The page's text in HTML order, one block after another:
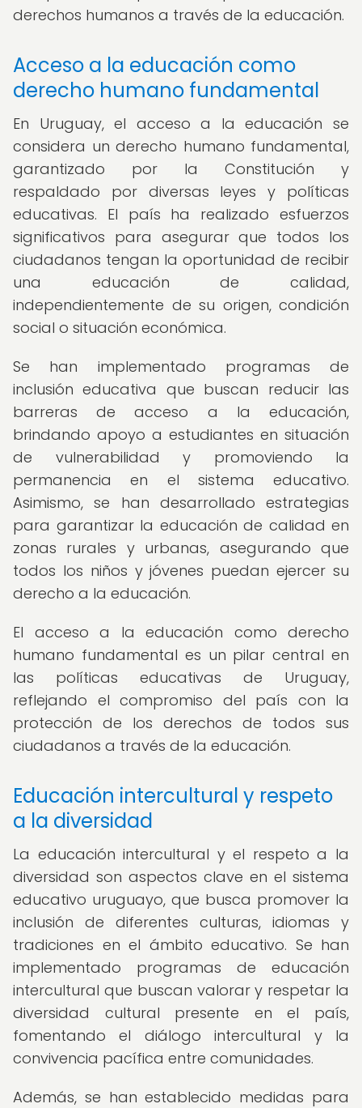
derechos humanos a través de la educación.
Acceso a la educación como
derecho humano fundamental
En Uruguay, el acceso a la educación se
considera un derecho humano fundamental,
garantizado por la Constitución y
respaldado por diversas leyes y políticas
educativas. El país ha realizado esfuerzos
significativos para asegurar que todos los
ciudadanos tengan la oportunidad de recibir
una educación de calidad,
independientemente de su origen, condición
social o situación económica.
Se han implementado programas de
inclusión educativa que buscan reducir las
barreras de acceso a la educación,
brindando apoyo a estudiantes en situación
de vulnerabilidad y promoviendo la
permanencia en el sistema educativo.
Asimismo, se han desarrollado estrategias
para garantizar la educación de calidad en
zonas rurales y urbanas, asegurando que
todos los niños y jóvenes puedan ejercer su
derecho a la educación.
El acceso a la educación como derecho
humano fundamental es un pilar central en
las políticas educativas de Uruguay,
reflejando el compromiso del país con la
protección de los derechos de todos sus
ciudadanos a través de la educación.
Educación intercultural y respeto
a la diversidad
La educación intercultural y el respeto a la
diversidad son aspectos clave en el sistema
educativo uruguayo, que busca promover la
inclusión de diferentes culturas, idiomas y
tradiciones en el ámbito educativo. Se han
implementado programas de educación
intercultural que buscan valorar y respetar la
diversidad cultural presente en el país,
fomentando el diálogo intercultural y la
convivencia pacífica entre comunidades.
Además, se han establecido medidas para